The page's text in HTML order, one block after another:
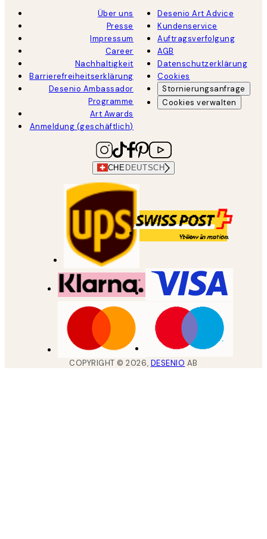
Über uns
Presse
Impressum
Career
Nachhaltigkeit
Barrierefreiheitserklärung
Desenio Ambassador
Programme
Art Awards
Anmeldung (geschäftlich)
Desenio Art Advice
Kundenservice
Auftragsverfolgung
AGB
Datenschutzerklärung
Cookies
Stornierungsanfrage
Cookies verwalten
CHE DEUTSCH
COPYRIGHT ©2026, DESENIO AB